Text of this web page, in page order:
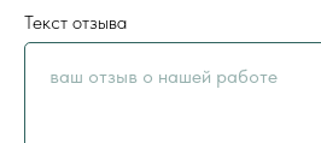
Текст отзыва